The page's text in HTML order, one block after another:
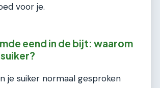
voor je.
eend in de bijt: waarom
je suiker normaal gesproken